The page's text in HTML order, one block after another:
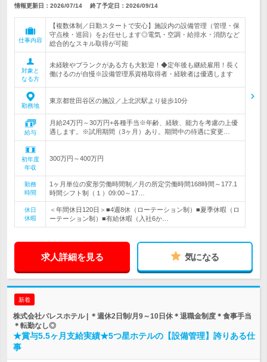
情報更新日：2026/07/14 終了予定日： 2026/09/14
仕事内容
【複数体制／日勤スタートで安心】施設内の設備管理（管理・保
守点検・巡回）をお任せします◎電気・空調・給排水・消防など
総合的なスキル取得が可能
対象と
なる方
未経験やブランクがある方も大歓迎！◆定年後も継続雇用！長く
働けるのが自慢※設備管理系資格取得者・経験者は優遇します
勤務地
東京都世田谷区の施設／上北沢駅より徒歩10分
給与
月給24万円～30万円+各種手当※年齢、経験、能力を考慮の上優
遇します。※試用期間（3ヶ月）あり。期間中の待遇に変更…
初年度
年収
300万円～400万円
勤務
時間
1ヶ月単位の変形労働時間制／月の所定労働時間168時間～177.1
時間シフト制（１）09:00～17…
休日
休暇
＜年間休日120日＞■4週8休（ローテーション制）■夏季休暇（ロ
ーテーション制）■有給休暇（入社6か…
求人詳細を見る 気になる
新着
株式会社パレスホテル | ＊週休2日制/月9～10日休＊退職金制度＊食事手当
＊転勤なし◎
★賞与5.5ヶ月支給実績★5つ星ホテルの【設備管理】誇りある仕
事